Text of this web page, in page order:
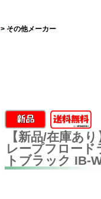
> その他メーカー
【新品/在庫あ
レープフロー
トブラック IB-